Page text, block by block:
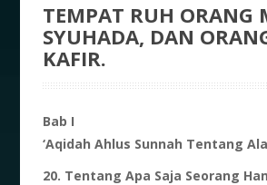
TEMPAT RUH ORANG
SYUHADA, DAN
KAFIR.
Bab I
‘Aqidah Ahlus Sunnah Tentang
20. Tentang Apa Saja Seorang